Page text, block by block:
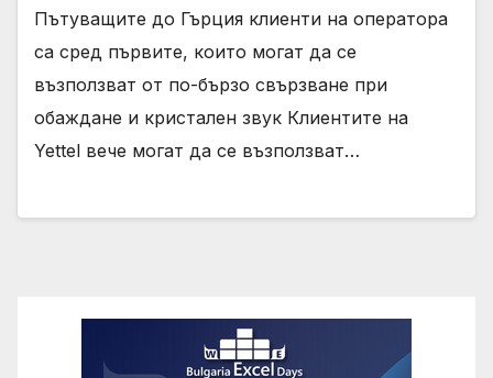
Пътуващите до Гърция клиенти на оператора
са сред първите, които могат да се
възползват от по-бързо свързване при
обаждане и кристален звук Клиентите на
Yettel вече могат да се възползват…